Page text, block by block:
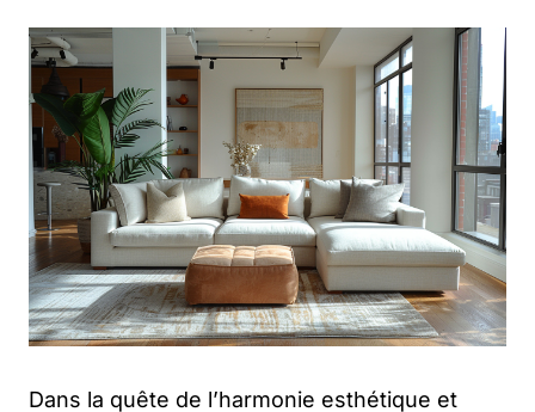
Dans la quête de l’harmonie esthétique et